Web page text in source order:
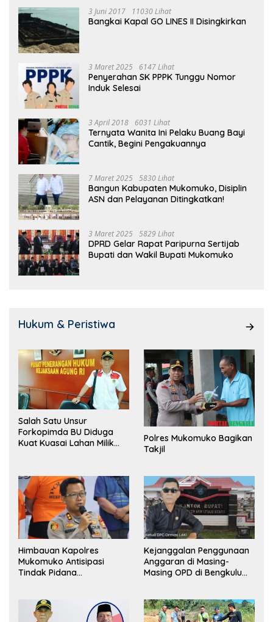
3 Juni 2017 11030 Lihat
Bangkai Kapal GO LINES II Disingkirkan
3 Maret 2025 6147 Lihat
Penyerahan SK PPPK Tunggu Nomor
Induk Selesai
3 April 2018 6031 Lihat
Ternyata Wanita Ini Pelaku Buang Bayi
Cantik, Begini Pengakuannya
7 Maret 2025 5830 Lihat
Bangun Kabupaten Mukomuko, Disiplin
ASN dan Pelayanan Ditingkatkan!
3 Maret 2025 5829 Lihat
DPRD Gelar Rapat Paripurna Sertijab
Bupati dan Wakil Bupati Mukomuko
Hukum & Peristiwa
Salah Satu Unsur
Forkopimda BU Diduga
Kuat Kuasai Lahan Milik
Polres Mukomuko Bagikan
Takjil
Himbauan Kapolres
Mukomuko Antisipasi
Tindak Pidana
Kejanggalan Penggunaan
Anggaran di Masing-
Masing OPD di Bengkulu